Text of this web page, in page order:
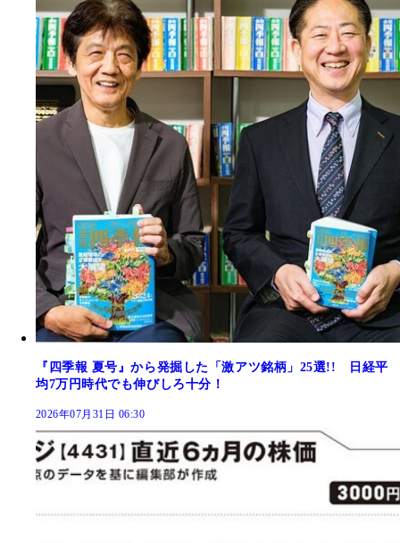
『四季報 夏号』から発掘した「激アツ銘柄」25選!! 日経平
均7万円時代でも伸びしろ十分！
2026年07月31日 06:30